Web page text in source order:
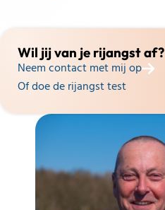
Wil jij van je rijangst af?
Neem contact met mij op
Of doe de rijangst test